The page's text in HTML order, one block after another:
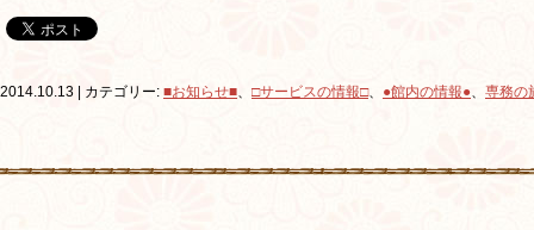
2014.10.13 | カテゴリー: ■お知らせ■、 □サービスの情報□、 ●館内の情報●、 専務の